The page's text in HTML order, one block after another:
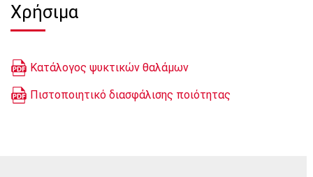
Χρήσιμα
Κατάλογος ψυκτικών θαλάμων
Πιστοποιητικό διασφάλισης ποιότητας